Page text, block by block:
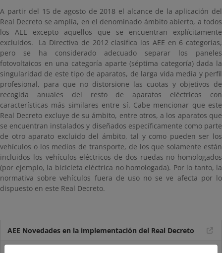
A partir del 15 de agosto de 2018 el alcance de la aplicación del
Real Decreto se amplía, en el denominado ámbito abierto, a todos
los AEE excepto aquellos que se encuentran explícitamente
excluidos. La Directiva de 2012 clasifica los AEE en 6 categorías,
pero se ha considerado adecuado separar los paneles
fotovoltaicos en una categoría aparte (séptima categoría) dada la
singularidad de este tipo de aparatos, de larga vida media y perfil
profesional, para que no distorsione las cuotas y objetivos de
recogida anuales del resto de aparatos eléctricos con
características más similares entre sí. Cabe mencionar que este
Real Decreto excluye de su ámbito, entre otros, a los aparatos que
se encuentran instalados y diseñados específicamente como parte
de otro aparato excluido del ámbito, tal y como pueden ser los
vehículos o los medios de transporte, de los que solamente están
incluidos los vehículos eléctricos de dos ruedas no homologados
(por ejemplo, la bicicleta eléctrica no homologada). Por lo tanto, la
normativa sobre vehículos fuera de uso no se ve afecta por lo
dispuesto en este Real Decreto.
AEE Novedades en la implementación del Real Decreto